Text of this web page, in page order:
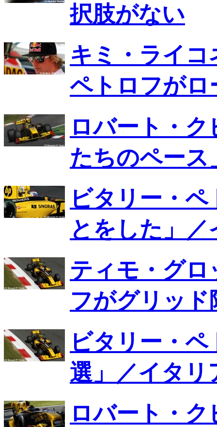
択肢がない
キミ・ライ
ペトロフがロ
ロバート・
たちのペース
ビタリー・
とをした」
ティモ・グ
フがグリッド
ビタリー・
選」／イタリ
ロバート・